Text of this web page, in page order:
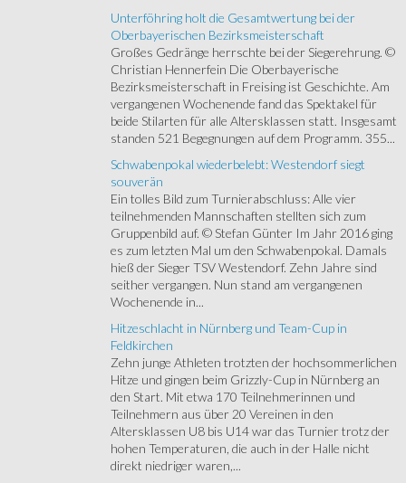
Unterföhring holt die Gesamtwertung bei der
Oberbayerischen Bezirksmeisterschaft
Großes Gedränge herrschte bei der Siegerehrung. ©
Christian Hennerfein Die Oberbayerische
Bezirksmeisterschaft in Freising ist Geschichte. Am
vergangenen Wochenende fand das Spektakel für
beide Stilarten für alle Altersklassen statt. Insgesamt
standen 521 Begegnungen auf dem Programm. 355...
Schwabenpokal wiederbelebt: Westendorf siegt
souverän
Ein tolles Bild zum Turnierabschluss: Alle vier
teilnehmenden Mannschaften stellten sich zum
Gruppenbild auf. © Stefan Günter Im Jahr 2016 ging
es zum letzten Mal um den Schwabenpokal. Damals
hieß der Sieger TSV Westendorf. Zehn Jahre sind
seither vergangen. Nun stand am vergangenen
Wochenende in...
Hitzeschlacht in Nürnberg und Team-Cup in
Feldkirchen
Zehn junge Athleten trotzten der hochsommerlichen
Hitze und gingen beim Grizzly-Cup in Nürnberg an
den Start. Mit etwa 170 Teilnehmerinnen und
Teilnehmern aus über 20 Vereinen in den
Altersklassen U8 bis U14 war das Turnier trotz der
hohen Temperaturen, die auch in der Halle nicht
direkt niedriger waren,...